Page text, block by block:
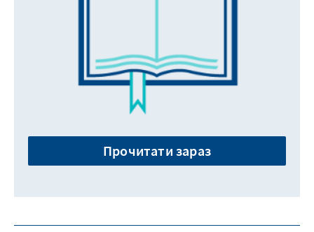
Прочитати зараз